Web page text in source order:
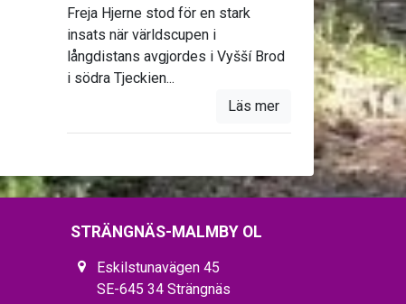
Freja Hjerne stod för en stark
insats när världscupen i
långdistans avgjordes i Vyšší Brod
i södra Tjeckien...
Läs mer
STRÄNGNÄS-MALMBY OL
Eskilstunavägen 45
SE-645 34 Strängnäs